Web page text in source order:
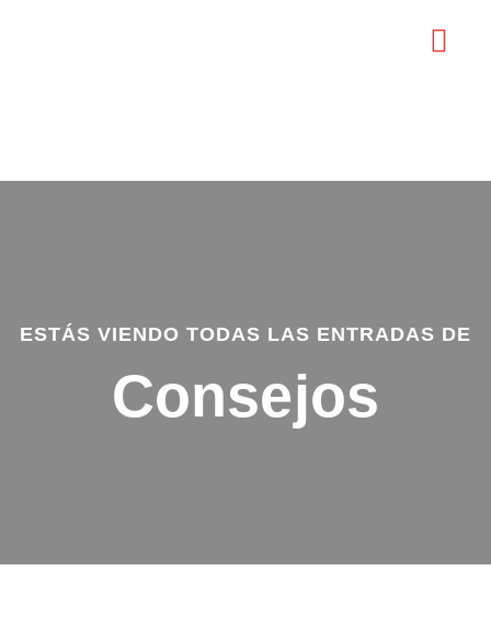
ESTÁS VIENDO TODAS LAS ENTRADAS DE
Consejos